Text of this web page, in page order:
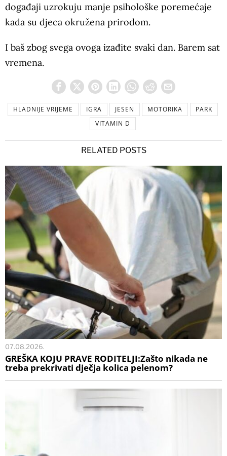
događaji uzrokuju manje psihološke poremećaje
kada su djeca okružena prirodom.
I baš zbog svega ovoga izađite svaki dan. Barem sat
vremena.
HLADNIJE VRIJEME IGRA JESEN MOTORIKA
PARK
VITAMIN D
RELATED POSTS
07.08.2026.
GREŠKA KOJU PRAVE RODITELJI:Zašto nikada ne
treba prekrivati dječja kolica pelenom?